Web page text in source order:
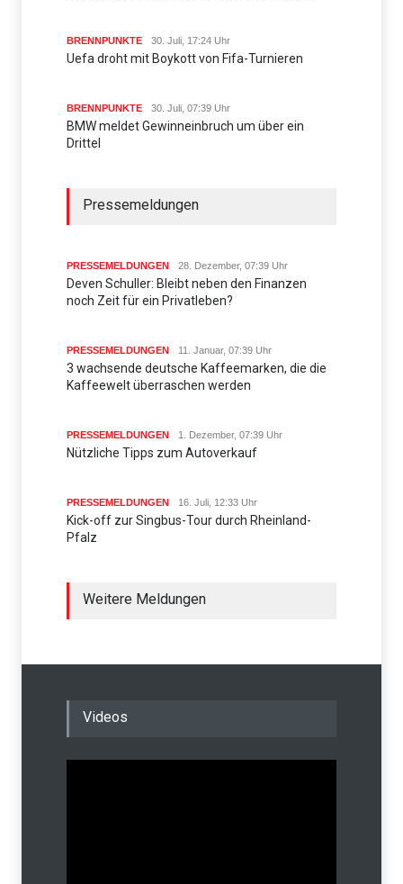
BRENNPUNKTE 30. Juli, 17:24 Uhr
Uefa droht mit Boykott von Fifa-Turnieren
BRENNPUNKTE 30. Juli, 07:39 Uhr
BMW meldet Gewinneinbruch um über ein
Drittel
Pressemeldungen
PRESSEMELDUNGEN 28. Dezember, 07:39 Uhr
Deven Schuller: Bleibt neben den Finanzen
noch Zeit für ein Privatleben?
PRESSEMELDUNGEN 11. Januar, 07:39 Uhr
3 wachsende deutsche Kaffeemarken, die die
Kaffeewelt überraschen werden
PRESSEMELDUNGEN 1. Dezember, 07:39 Uhr
Nützliche Tipps zum Autoverkauf
PRESSEMELDUNGEN 16. Juli, 12:33 Uhr
Kick-off zur Singbus-Tour durch Rheinland-
Pfalz
Weitere Meldungen
Videos